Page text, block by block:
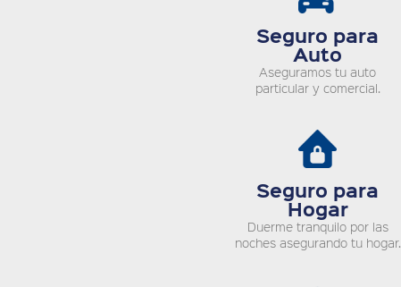
Seguro para
Auto
Aseguramos tu auto
particular y comercial.
Seguro para
Hogar
Duerme tranquilo por las
noches asegurando tu hogar.